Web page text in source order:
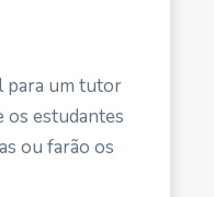
para um tutor
os estudantes
ou farão os